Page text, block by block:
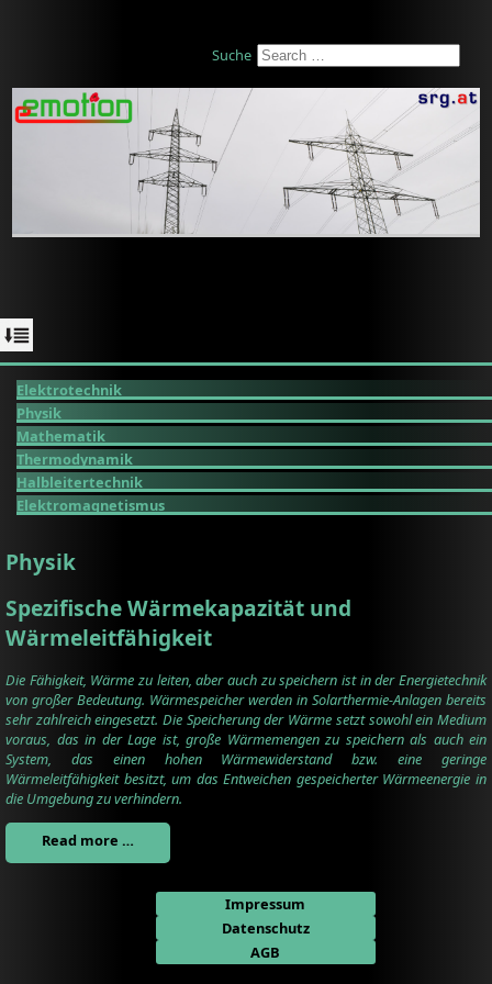
Suche
Elektrotechnik
Physik
Mathematik
Thermodynamik
Halbleitertechnik
Elektromagnetismus
Physik
Spezifische Wärmekapazität und
Wärmeleitfähigkeit
Die Fähigkeit, Wärme zu leiten, aber auch zu speichern ist in der Energietechnik
von großer Bedeutung. Wärmespeicher werden in Solarthermie-Anlagen bereits
sehr zahlreich eingesetzt. Die Speicherung der Wärme setzt sowohl ein Medium
voraus, das in der Lage ist, große Wärmemengen zu speichern als auch ein
System, das einen hohen Wärmewiderstand bzw. eine geringe
Wärmeleitfähigkeit besitzt, um das Entweichen gespeicherter Wärmeenergie in
die Umgebung zu verhindern.
Read more …
Impressum
Datenschutz
AGB